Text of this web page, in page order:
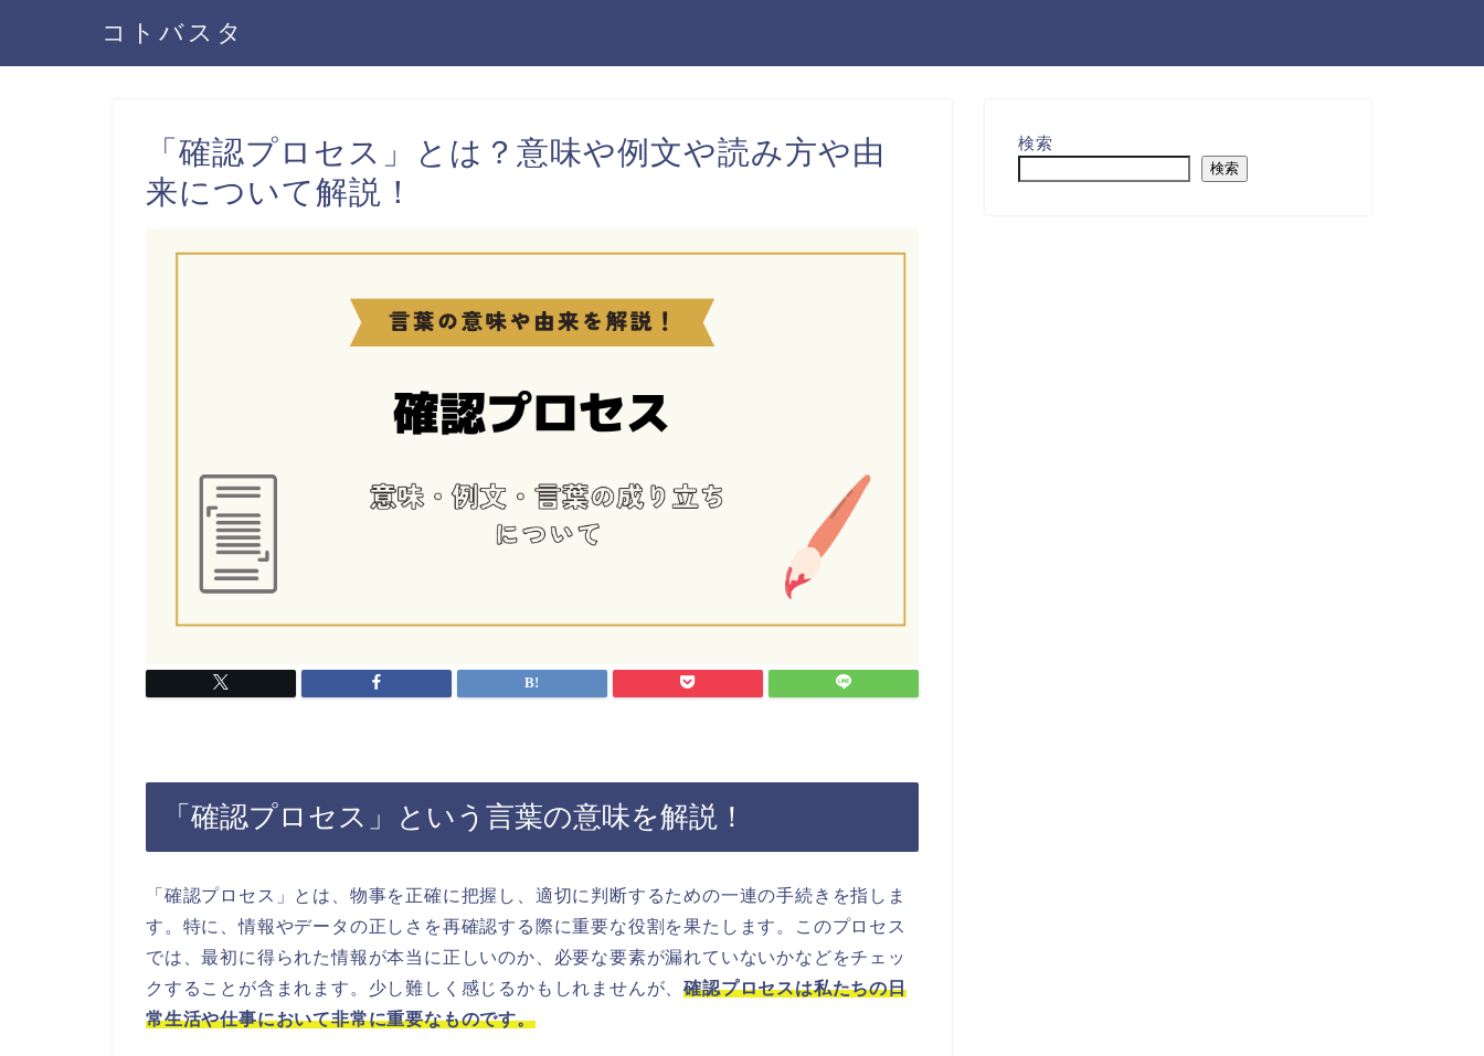
コトバスタ
「確認プロセス」とは？意味や例文や読み方や由
来について解説！
「確認プロセス」という言葉の意味を解説！
「確認プロセス」とは、物事を正確に把握し、適切に判断するための一連の手続きを指しま
す。特に、情報やデータの正しさを再確認する際に重要な役割を果たします。このプロセス
では、最初に得られた情報が本当に正しいのか、必要な要素が漏れていないかなどをチェッ
クすることが含まれます。少し難しく感じるかもしれませんが、確認プロセスは私たちの日
常生活や仕事において非常に重要なものです。
検索
検索